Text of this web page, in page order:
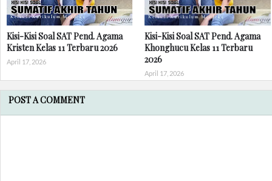
Kisi-Kisi Soal SAT Pend. Agama
Kristen Kelas 11 Terbaru 2026
April 17, 2026
Kisi-Kisi Soal SAT Pend. Agama
Khonghucu Kelas 11 Terbaru
2026
April 17, 2026
POST A COMMENT